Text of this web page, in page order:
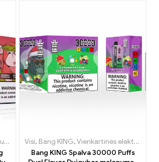
,Vienkartinės elektroninės cigaretės Austrija
elektroninės cigaretės Nyderlandai
cigaretės Lietuva,Vienkartinės
,Vienkartinės
Visi, Bang KING,Vienkartinės elektroninės cigaretės Lietuva
Bang KING Spalva 30000 Puffs